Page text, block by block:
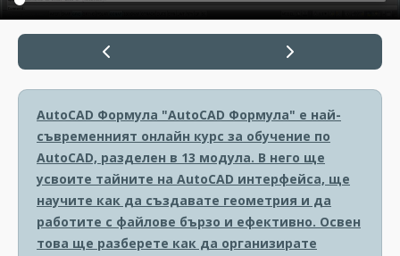
AutoCAD Формула "AutoCAD Формула" е най-
съвременният онлайн курс за обучение по
AutoCAD, разделен в 13 модула. В него ще
усвоите тайните на AutoCAD интерфейса, ще
научите как да създавате геометрия и да
работите с файлове бързо и ефективно. Освен
това ще разберете как да организирате